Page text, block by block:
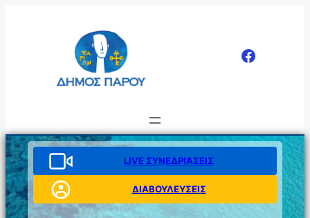
LIVE ΣΥΝΕΔΡΙΑΣΕΙΣ
ΔΙΑΒΟΥΛΕΥΣΕΙΣ